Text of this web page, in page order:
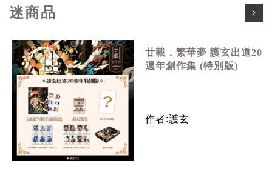
迷商品
廿載．繁華夢 護玄出道20
週年創作集 (特別版)
作者:護玄